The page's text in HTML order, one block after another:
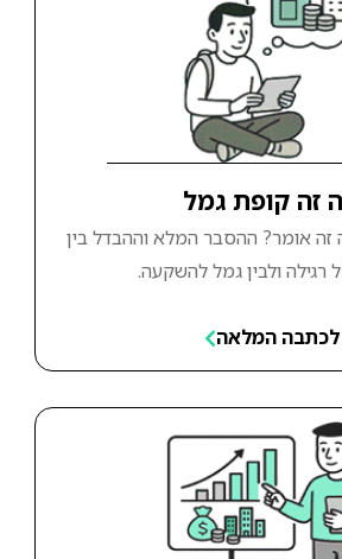
זה קופת גמל
זה אומר? ההסבר המלא וההבדל בין
רגילה ולבין גמל להשקעה.
לכתבה המלאה